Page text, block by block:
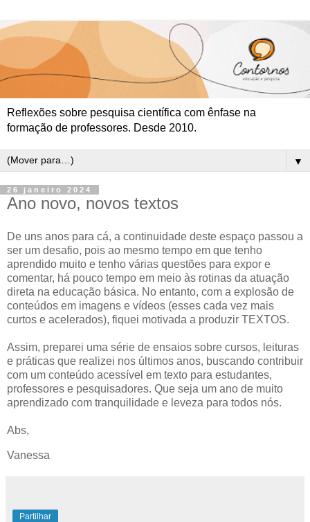
Reflexões sobre pesquisa científica com ênfase na
formação de professores. Desde 2010.
▼
26 janeiro 2024
Ano novo, novos textos
De uns anos para cá, a continuidade deste espaço passou a
ser um desafio, pois ao mesmo tempo em que tenho
aprendido muito e tenho várias questões para expor e
comentar, há pouco tempo em meio às rotinas da atuação
direta na educação básica. No entanto, com a explosão de
conteúdos em imagens e vídeos (esses cada vez mais
curtos e acelerados), fiquei motivada a produzir TEXTOS.
Assim, preparei uma série de ensaios sobre cursos, leituras
e práticas que realizei nos últimos anos, buscando contribuir
com um conteúdo acessível em texto para estudantes,
professores e pesquisadores. Que seja um ano de muito
aprendizado com tranquilidade e leveza para todos nós.
Abs,
Vanessa
Partilhar